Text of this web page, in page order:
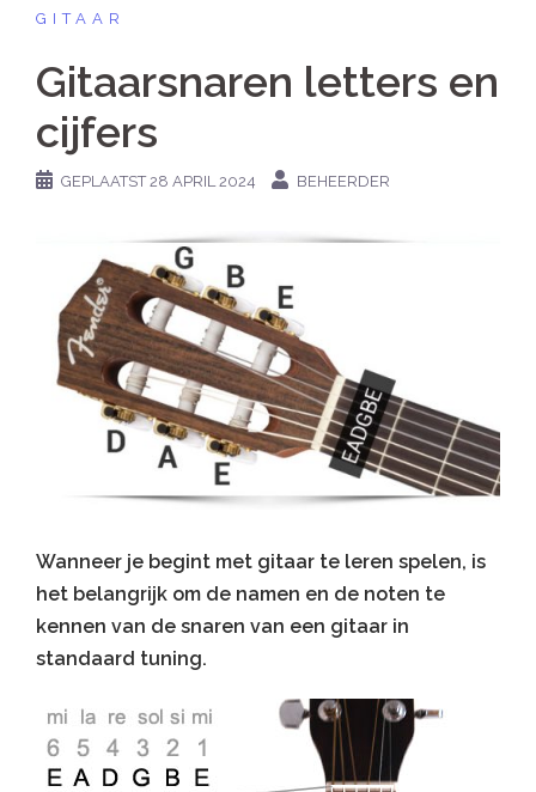
GITAAR
Gitaarsnaren letters en
cijfers
GEPLAATST28 APRIL 2024 BEHEERDER
Wanneer je begint met gitaar te leren spelen, is
het belangrijk om de namen en de noten te
kennen van de snaren van een gitaar in
standaard tuning.